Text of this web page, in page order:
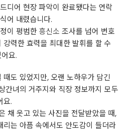
디어 현장 파악이 완료됐다는 연락
어 내렸습니다.
이 평범한흥신소 조사를 넘어 변호
력한 효력을 최대한 발휘를 할 수
요.
도 있었지만, 오랜 노하우가 담긴
간녀의 거주지와 직장 정보까지 모두
요.
채 웃고 있는 사진을 전달받았을 때,
는 아픔 속에서도 안도감이 들더라